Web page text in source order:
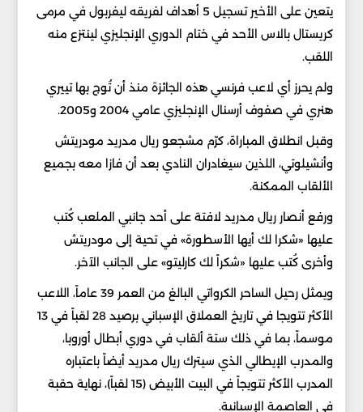
يتعين على الأخير تسجيل 5 أهداف لفريقه ليفربول في مرمى
كريستال بالاس الأحد في ختام الدوري الإنجليزي لينتزع منه
اللقب.
ولم يحرز أي لاعب فرنسي هذه الجائزة منذ أن تُوج بها تييري
هنري في صفوف أرسنال الإنجليزي عامي 2004 و2005.
وقبل انطلاق المباراة، كرّم مشجعو ريال مدريد مودريتش
وأنشيلوتي، اللذين سيغادران النادي بعد أن فازا معه بجميع
الألقاب الممكنة.
ورفع أنصار ريال مدريد لافتة على أحد جانبي الملعب كُتب
عليها «شكرا لك أيها الأسطورة» في تحية إلى مودريتش
وأخرى كُتب عليها «شكراً لك كارليتو» على الجانب الآخر.
ويمثل رحيل الساحر الكرواتي البالغ من العمر 39 عاماً، اللاعب
الأكثر تتويجا في تاريخ العملاق الإسباني برصيد 28 لقباً في 13
موسماً، بما في ذلك ستة ألقاب في دوري أبطال أوروبا،
والمدرب الإيطالي الذي سيترك ريال مدريد أيضاً باعتباره
المدرب الأكثر تتويجاً في البيت الأبيض (15 لقباً)، نهاية حقبة
في العاصمة الإسبانية.